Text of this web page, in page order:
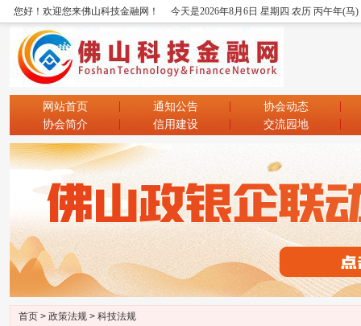
您好！欢迎您来佛山科技金融网！ 今天是2026年8月6日 星期四 农历 丙午年(马
网站首页 通知公告
协会动态
协会简介
信用建设 交流园地
首页 > 政策法规 > 科技法规